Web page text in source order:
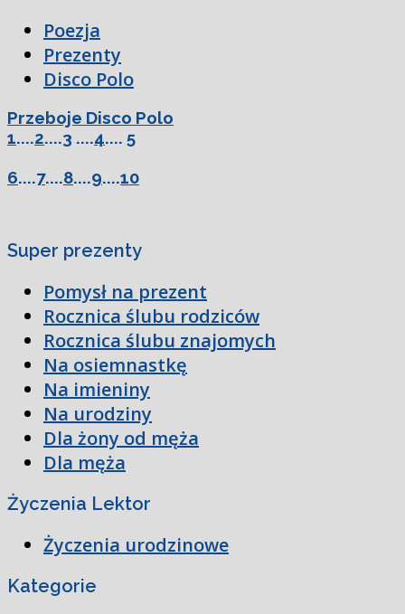
Poezja
Prezenty
Disco Polo
Przeboje Disco Polo
1....2....3 ....4.... 5
6....7....8....9....10
Super prezenty
Pomysł na prezent
Rocznica ślubu rodziców
Rocznica ślubu znajomych
Na osiemnastkę
Na imieniny
Na urodziny
Dla żony od męża
Dla męża
Życzenia Lektor
Życzenia urodzinowe
Kategorie